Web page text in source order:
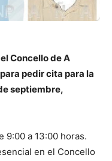
Concello de A
pedir cita para la
septiembre,
9:00 a 13:00 horas.
en el Concello